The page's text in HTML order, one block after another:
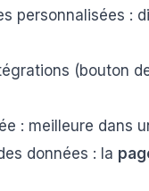
personnalisées :
(bouton
: meilleure dans
données : la